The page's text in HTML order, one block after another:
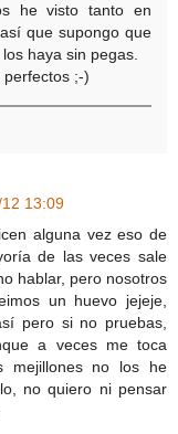
he visto tanto en
que supongo que
haya sin pegas.
;-)
13:09
alguna vez eso de
de las veces sale
hablar, pero nosotros
un huevo jejeje,
pero si no pruebas,
a veces me toca
mejillones no los he
no quiero ni pensar